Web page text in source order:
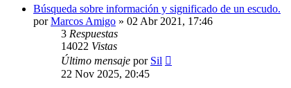
Búsqueda sobre información y significado de un escudo.
porMarcos Amigo » 02 Abr 2021, 17:46
3 Respuestas
14022 Vistas
Último mensaje por Sil
22 Nov 2025, 20:45